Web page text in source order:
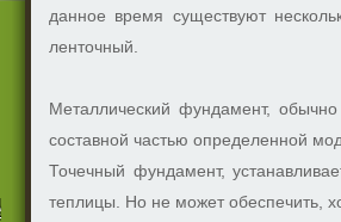
данное время существуют
ленточный.
Металлический фундамент,
составной частью определенной
Точечный фундамент,
теплицы. Но не может обеспечить,